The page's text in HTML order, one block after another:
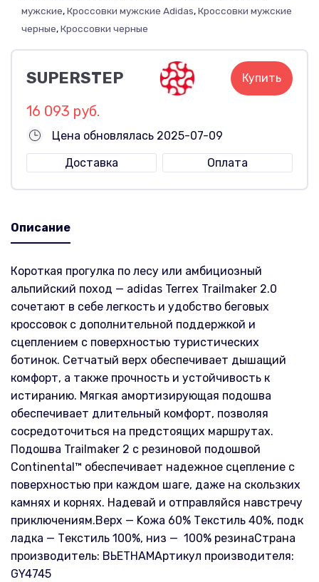
мужские,Кроссовки мужские Adidas,Кроссовки мужские
черные,Кроссовки черные
SUPERSTEP Купить
16 093 руб.
Цена обновлялась 2025-07-09
Доставка
Оплата
Описание
Короткая прогулка по лесу или амбициозный
альпийский поход — adidas Terrex Trailmaker 2.0
сочетают в себе легкость и удобство беговых
кроссовок с дополнительной поддержкой и
сцеплением с поверхностью туристических
ботинок. Сетчатый верх обеспечивает дышащий
комфорт, а также прочность и устойчивость к
истиранию. Мягкая амортизирующая подошва
обеспечивает длительный комфорт, позволяя
сосредоточиться на предстоящих маршрутах.
Подошва Trailmaker 2 с резиновой подошвой
Continental™ обеспечивает надежное сцепление с
поверхностью при каждом шаге, даже на скользких
камнях и корнях. Надевай и отправляйся навстречу
приключениям.Верх — Koжа 60% Текстиль 40%, подк
ладка — Текстиль 100%, низ — 100% резинаСтрана
производитель: ВЬЕТНАМАртикул производителя:
GY4745